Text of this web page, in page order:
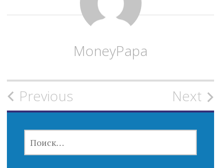
MoneyPapa
Post
navigation
Previous Next